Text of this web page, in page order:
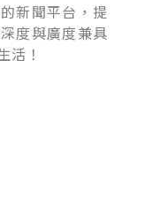
新聞平台，提
度與廣度兼具
活！